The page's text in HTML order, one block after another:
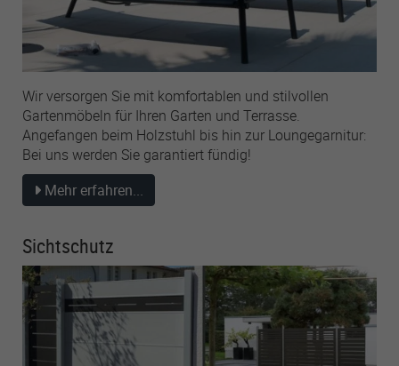
Wir versorgen Sie mit komfortablen und stilvollen
Gartenmöbeln für Ihren Garten und Terrasse.
Angefangen beim Holzstuhl bis hin zur Loungegarnitur:
Bei uns werden Sie garantiert fündig!
Mehr erfahren...
Sichtschutz